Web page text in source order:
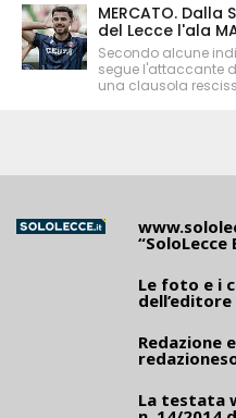
MERCATO. Dalla
del Lecce l'ala
Secondo alcune
segue l'attaccante
una clausola
“SoloLecce
Le foto e i
dell’editore
Redazione
La testata